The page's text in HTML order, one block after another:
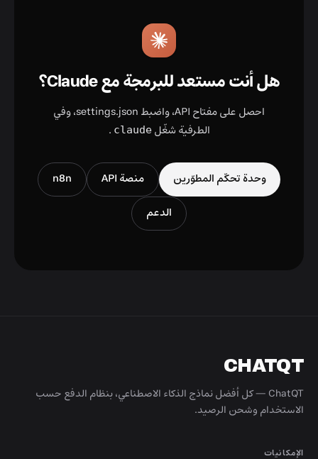
هل أنت مستعد للبرمجة مع Claude؟
احصل على مفتاح API، واضبط settings.json، وفي
الطرفية شغّلclaude
.
وحدة تحكّم المطوّرين منصة API n8n
الدعم
CHATQT
ChatQT — كل أفضل نماذج الذكاء الاصطناعي، بنظام الدفع حسب
الاستخدام وشحن الرصيد.
الإمكانيات